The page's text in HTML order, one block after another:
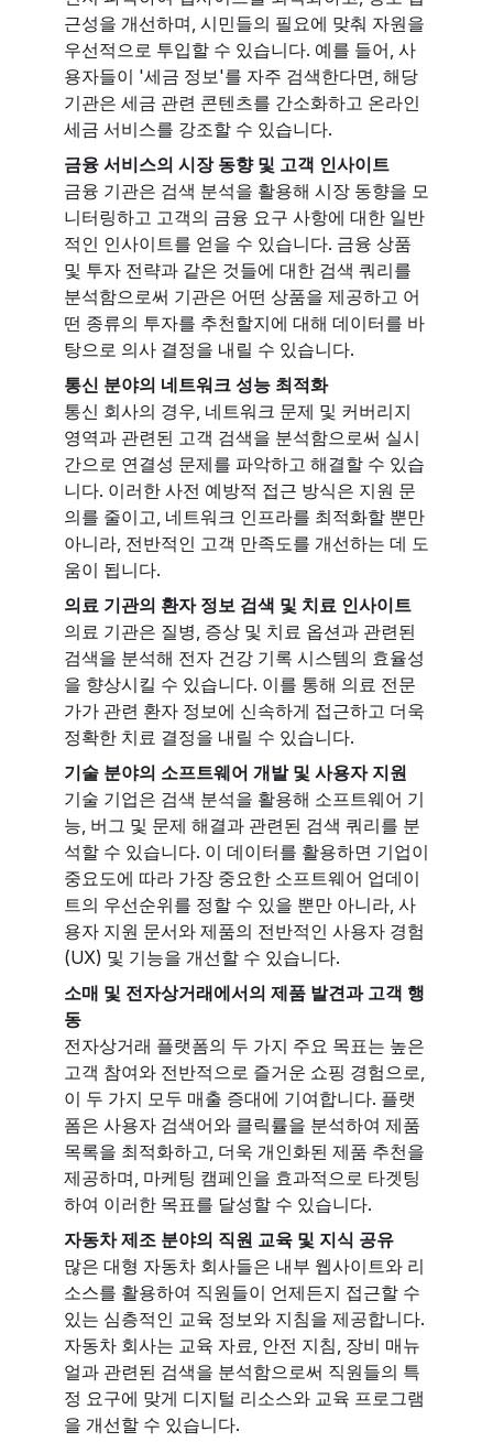
근성을 개선하며, 시민들의 필요에 맞춰 자원을
우선적으로 투입할 수 있습니다. 예를 들어, 사
용자들이 '세금 정보'를 자주 검색한다면, 해당
기관은 세금 관련 콘텐츠를 간소화하고 온라인
세금 서비스를 강조할 수 있습니다.
금융 서비스의 시장 동향 및 고객 인사이트
금융 기관은 검색 분석을 활용해 시장 동향을 모
니터링하고 고객의 금융 요구 사항에 대한 일반
적인 인사이트를 얻을 수 있습니다. 금융 상품
및 투자 전략과 같은 것들에 대한 검색 쿼리를
분석함으로써 기관은 어떤 상품을 제공하고 어
떤 종류의 투자를 추천할지에 대해 데이터를 바
탕으로 의사 결정을 내릴 수 있습니다.
통신 분야의 네트워크 성능 최적화
통신 회사의 경우, 네트워크 문제 및 커버리지
영역과 관련된 고객 검색을 분석함으로써 실시
간으로 연결성 문제를 파악하고 해결할 수 있습
니다. 이러한 사전 예방적 접근 방식은 지원 문
의를 줄이고, 네트워크 인프라를 최적화할 뿐만
아니라, 전반적인 고객 만족도를 개선하는 데 도
움이 됩니다.
의료 기관의 환자 정보 검색 및 치료 인사이트
의료 기관은 질병, 증상 및 치료 옵션과 관련된
검색을 분석해 전자 건강 기록 시스템의 효율성
을 향상시킬 수 있습니다. 이를 통해 의료 전문
가가 관련 환자 정보에 신속하게 접근하고 더욱
정확한 치료 결정을 내릴 수 있습니다.
기술 분야의 소프트웨어 개발 및 사용자 지원
기술 기업은 검색 분석을 활용해 소프트웨어 기
능, 버그 및 문제 해결과 관련된 검색 쿼리를 분
석할 수 있습니다. 이 데이터를 활용하면 기업이
중요도에 따라 가장 중요한 소프트웨어 업데이
트의 우선순위를 정할 수 있을 뿐만 아니라, 사
용자 지원 문서와 제품의 전반적인 사용자 경험
(UX) 및 기능을 개선할 수 있습니다.
소매 및 전자상거래에서의 제품 발견과 고객 행
동
전자상거래 플랫폼의 두 가지 주요 목표는 높은
고객 참여와 전반적으로 즐거운 쇼핑 경험으로,
이 두 가지 모두 매출 증대에 기여합니다. 플랫
폼은 사용자 검색어와 클릭률을 분석하여 제품
목록을 최적화하고, 더욱 개인화된 제품 추천을
제공하며, 마케팅 캠페인을 효과적으로 타겟팅
하여 이러한 목표를 달성할 수 있습니다.
자동차 제조 분야의 직원 교육 및 지식 공유
많은 대형 자동차 회사들은 내부 웹사이트와 리
소스를 활용하여 직원들이 언제든지 접근할 수
있는 심층적인 교육 정보와 지침을 제공합니다.
자동차 회사는 교육 자료, 안전 지침, 장비 매뉴
얼과 관련된 검색을 분석함으로써 직원들의 특
정 요구에 맞게 디지털 리소스와 교육 프로그램
을 개선할 수 있습니다.